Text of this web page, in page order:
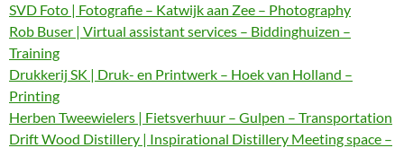
SVD Foto | Fotografie – Katwijk aan Zee – Photography
Rob Buser | Virtual assistant services – Biddinghuizen –
Training
Drukkerij SK | Druk- en Printwerk – Hoek van Holland –
Printing
Herben Tweewielers | Fietsverhuur – Gulpen – Transportation
Drift Wood Distillery | Inspirational Distillery Meeting space –